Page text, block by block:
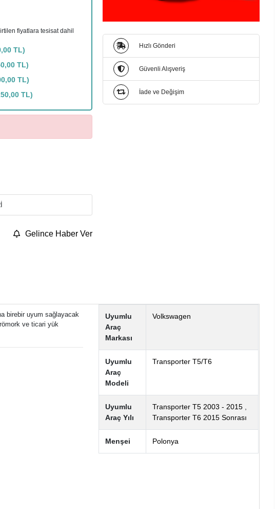
fiyatlara tesisat dahil
TL)
TL)
TL)
TL)
Gelince Haber Ver
Hızlı Gönderi
Güvenli Alışveriş
İade ve Değişim
birebir uyum sağlayacak
ve ticari yük
Uyumlu
Araç
Markası
Volkswagen
Uyumlu
Araç
Modeli
Transporter T5/T6
Uyumlu
Araç Yılı
Transporter T5 2003 - 2015,
Transporter T6 2015 Sonrası
Menşei Polonya